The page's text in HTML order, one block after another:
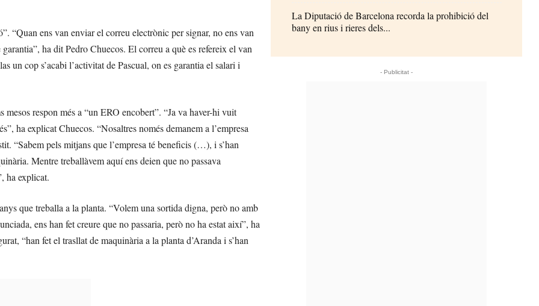
“Quan ens van enviar el correu electrònic per signar, no ens van
ha dit Pedro Chuecos. El correu a què es refereix el van
un cop s’acabi l’activitat de Pascual, on es garantia el salari i
mesos respon més a “un ERO encobert”. “Ja va haver-hi vuit
ha explicat Chuecos. “Nosaltres només demanem a l’empresa
“Sabem pels mitjans que l’empresa té beneficis (…), i s’han
Mentre treballàvem aquí ens deien que no passava
ha explicat.
que treballa a la planta. “Volem una sortida digna, però no amb
ens han fet creure que no passaria, però no ha estat així”, ha
“han fet el trasllat de maquinària a la planta d’Aranda i s’han
La Diputació de Barcelona recorda la prohibició del
bany en rius i rieres dels...
- Publicitat -